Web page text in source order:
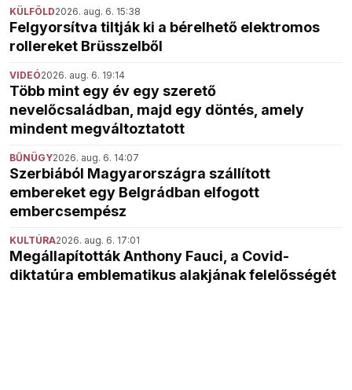
KÜLFÖLD2026. aug. 6. 15:38
Felgyorsítva tiltják ki a bérelhető elektromos
rollereket Brüsszelből
VIDEÓ2026. aug. 6. 19:14
Több mint egy év egy szerető
nevelőcsaládban, majd egy döntés, amely
mindent megváltoztatott
BŰNÜGY2026. aug. 6. 14:07
Szerbiából Magyarországra szállított
embereket egy Belgrádban elfogott
embercsempész
KULTÚRA2026. aug. 6. 17:01
Megállapították Anthony Fauci, a Covid-
diktatúra emblematikus alakjának felelősségét